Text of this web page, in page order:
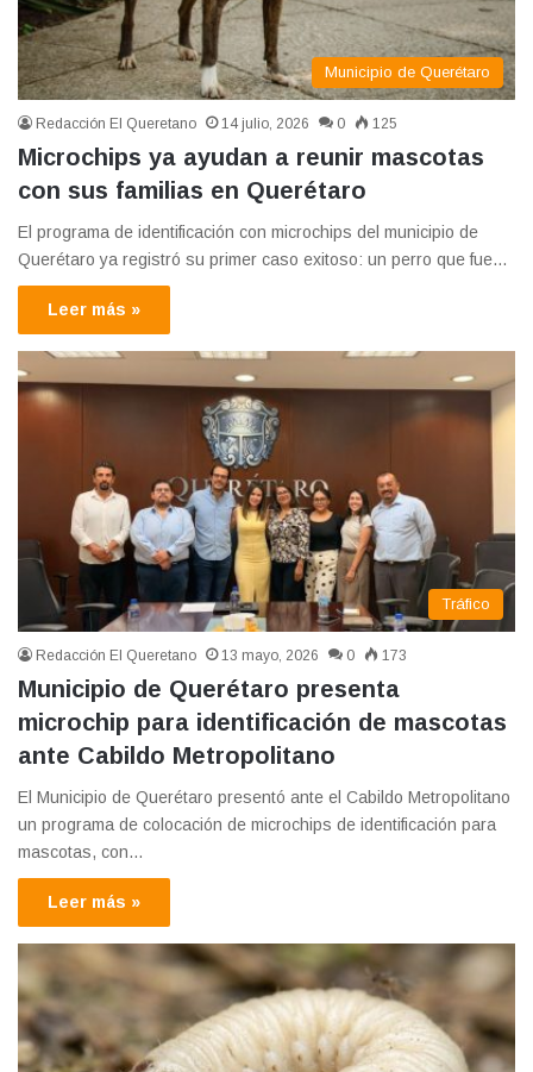
Municipio de Querétaro
Redacción El Queretano 14 julio, 2026 0 125
Microchips ya ayudan a reunir mascotas
con sus familias en Querétaro
El programa de identificación con microchips del municipio de
Querétaro ya registró su primer caso exitoso: un perro que fue…
Leer más »
Tráfico
Redacción El Queretano 13 mayo, 2026 0 173
Municipio de Querétaro presenta
microchip para identificación de mascotas
ante Cabildo Metropolitano
El Municipio de Querétaro presentó ante el Cabildo Metropolitano
un programa de colocación de microchips de identificación para
mascotas, con…
Leer más »